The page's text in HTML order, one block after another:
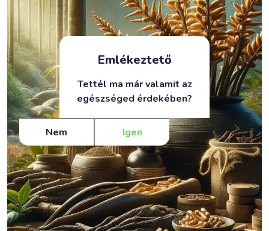
Emlékeztető
Tettél ma már valamit az
egészséged érdekében?
Nem Igen